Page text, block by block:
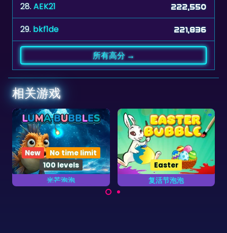
28.AEK21 222,550
29. bkf1de 221,836
所有高分 →
相关游戏
复活节泡泡
Easter
马戏团泡泡